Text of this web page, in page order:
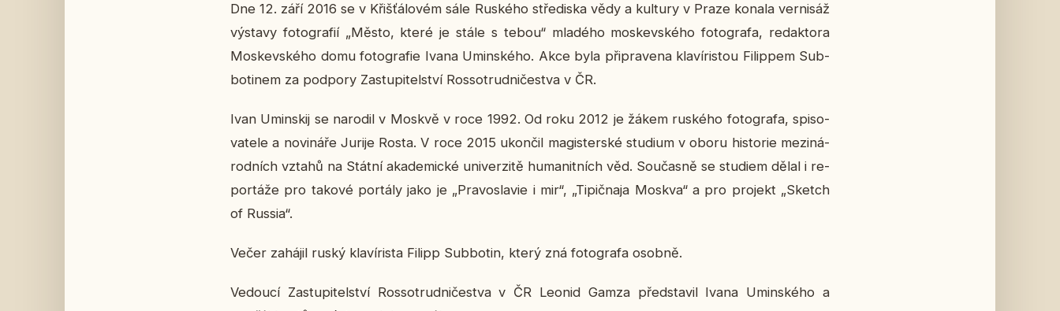
Dne 12. září 2016 se v Křiš­ťá­lo­vém sále Rus­ké­ho stře­dis­ka vědy a kul­tu­ry v Praze konala ver­ni­sáž
vý­sta­vy fo­to­gra­fií „Město, které je stále s tebou“ mla­dé­ho mos­kev­ské­ho fo­to­gra­fa, re­dak­to­ra
Mos­kev­ské­ho domu fo­to­gra­fie Ivana Umin­ské­ho. Akce byla při­pra­ve­na kla­ví­ris­tou Fi­lip­pem Sub­
bo­ti­nem za pod­po­ry Za­stu­pi­tel­ství Ros­so­trud­ni­čestva v ČR.
Ivan Umin­skij se na­ro­dil v Moskvě v roce 1992. Od roku 2012 je žákem rus­ké­ho fo­to­gra­fa, spi­so­
va­te­le a no­vi­ná­ře Jurije Rosta. V roce 2015 ukon­čil magis­ter­ské stu­di­um v oboru his­to­rie me­zi­ná­
rod­ních vztahů na Státní aka­de­mic­ké uni­ver­zi­tě hu­ma­nit­ních věd. Sou­čas­ně se stu­di­em dělal i re­
por­tá­že pro takové por­tá­ly jako je „Pra­vosla­vie i mir“, „Ti­pič­na­ja Moskva“ a pro pro­jekt „Sketch
of Russia“.
Večer za­há­jil ruský kla­ví­ris­ta Filipp Sub­bo­tin, který zná fo­to­gra­fa osobně.
Ve­dou­cí Za­stu­pi­tel­ství Ros­so­trud­ni­čestva v ČR Leonid Gamza před­sta­vil Ivana Umin­ské­ho a